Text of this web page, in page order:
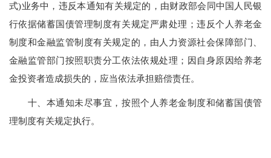
式)业务中，违反本通知有关规定的，由财政部会同中国人民银
行依据储蓄国债管理制度有关规定严肃处理；违反个人养老金
制度和金融监管制度有关规定的，由人力资源社会保障部门、
金融监管部门按照职责分工依法依规处理；因自身原因给养老
金投资者造成损失的，应当依法承担赔偿责任。
十、本通知未尽事宜，按照个人养老金制度和储蓄国债管
理制度有关规定执行。